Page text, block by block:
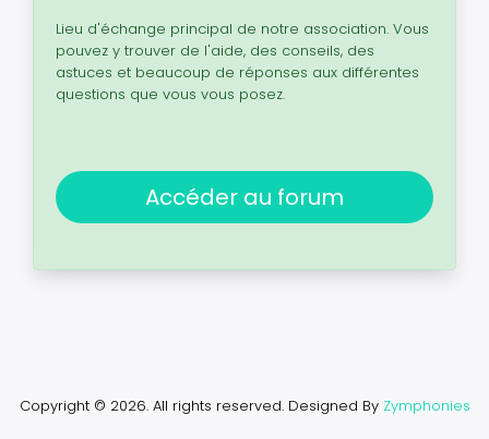
Lieu d'échange principal de notre association. Vous
pouvez y trouver de l'aide, des conseils, des
astuces et beaucoup de réponses aux différentes
questions que vous vous posez.
Accéder au forum
Copyright © 2026. All rights reserved. Designed By Zymphonies